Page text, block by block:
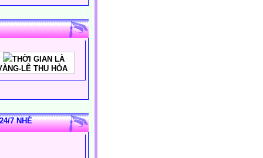
THỜI GIAN LÀ
LÊ THU HÒA
7 NHÉ